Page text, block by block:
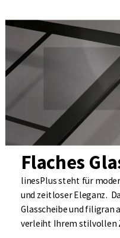
Flaches
linesPlus steht für
und zeitloser Eleganz.
Glasscheibe und filigran
verleiht Ihrem stilvollen